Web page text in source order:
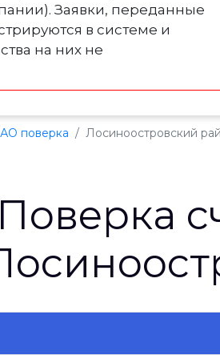
Заявки, переданные
в системе и
на них не
поверка Лосиноостровский
Поверка